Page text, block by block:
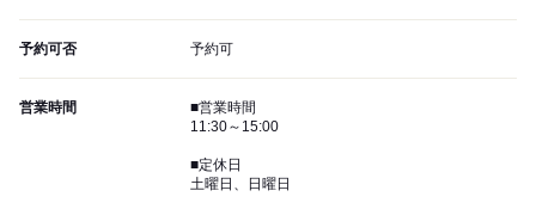
予約可否 予約可
営業時間
■営業時間
11:30～15:00
■定休日
土曜日、日曜日